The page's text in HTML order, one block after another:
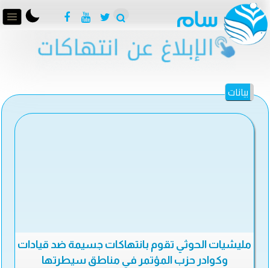
بيانات
مليشيات الحوثي تقوم بانتهاكات جسيمة ضد قيادات
وكوادر حزب المؤتمر في مناطق سيطرتها